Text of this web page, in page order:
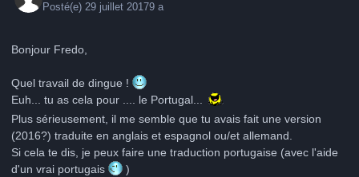
Posté(e)29 juillet 20179 a
Bonjour Fredo,
Quel travail de dingue !
Euh... tu as cela pour .... le Portugal...
Plus sérieusement, il me semble que tu avais fait une version
(2016?) traduite en anglais et espagnol ou/et allemand.
Si cela te dis, je peux faire une traduction portugaise (avec l'aide
d'un vrai portugais
)